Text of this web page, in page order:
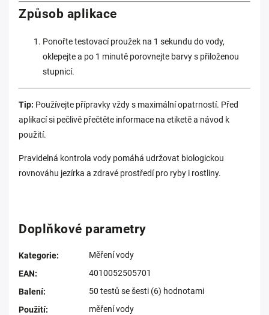
Způsob aplikace
Ponořte testovací proužek na 1 sekundu do vody,
oklepejte a po 1 minutě porovnejte barvy s přiloženou
stupnicí.
Tip: Používejte přípravky vždy s maximální opatrností. Před
aplikací si pečlivě přečtěte informace na etiketě a návod k
použití.
Pravidelná kontrola vody pomáhá udržovat biologickou
rovnováhu jezírka a zdravé prostředí pro ryby i rostliny.
Doplňkové parametry
Kategorie:
Měření vody
EAN:
4010052505701
Balení:
50 testů se šesti (6) hodnotami
Použití: měření vody